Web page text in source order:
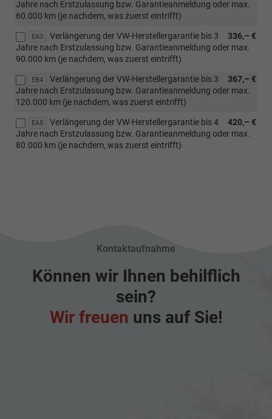
Jahre nach Erstzulassung bzw. Garantieanmeldung oder max.
60.000 km (je nachdem, was zuerst eintrifft)
EA3 336,– €
Verlängerung der VW-Herstellergarantie bis 3
Jahre nach Erstzulassung bzw. Garantieanmeldung oder max.
90.000 km (je nachdem, was zuerst eintrifft)
EB4 367,– €
Verlängerung der VW-Herstellergarantie bis 3
Jahre nach Erstzulassung bzw. Garantieanmeldung oder max.
120.000 km (je nachdem, was zuerst eintrifft)
EA5 420,– €
Verlängerung der VW-Herstellergarantie bis 4
Jahre nach Erstzulassung bzw. Garantieanmeldung oder max.
80.000 km (je nachdem, was zuerst eintrifft)
Kontaktaufnahme
Können wir Ihnen behilflich
sein?
Wir freuen uns auf Sie!